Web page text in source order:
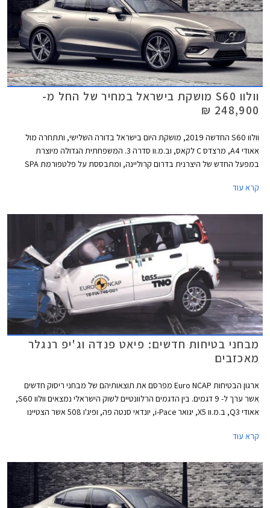
וולוו S60 מושקת בישראל במחיר של החל מ-
248,900 ₪
וולוו S60 החדשה 2019, מושקת היום בישראל בדורה השלישי, ותתחרה מול
אאודי A4, מרצדס C לקאס, וב.מ.וו סדרה 3. המשפחתית הגדולה מיוצרת
במפעל החדש של היצרנית בדרום קרוליינה, ומתבססת על פלטפורמת SPA
קרא עוד
מבחני בטיחות חדשים: פיאט פנדה וג'יפ רנגלר
מאכזבים
ארגון הבטיחות Euro NCAP מפרסם את תוצאותיהם של מבחני ריסוק חדשים
אשר ערך ל- 9 דגמים. בין הדגמים הרלוונטיים לשוק הישראלי נמצאים וולוו S60,
אאודי Q3, ב.מ.וו X5, יגואר i-Pace, יונדאי סנטה פה, ופיג'ו 508 אשר הצטיינו
שהציגו ציונים נמוכים במיוחד.
קרא עוד